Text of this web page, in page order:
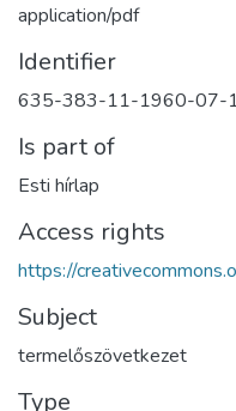
application/pdf
Identifier
635-383-11-1960-07-
Is part of
Esti hírlap
Access rights
https://
Subject
termelőszövetkezet
Type